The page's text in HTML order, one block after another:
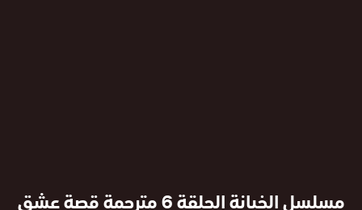
مسلسل الخيانة الحلقة 6 مترجمة قصة عشق